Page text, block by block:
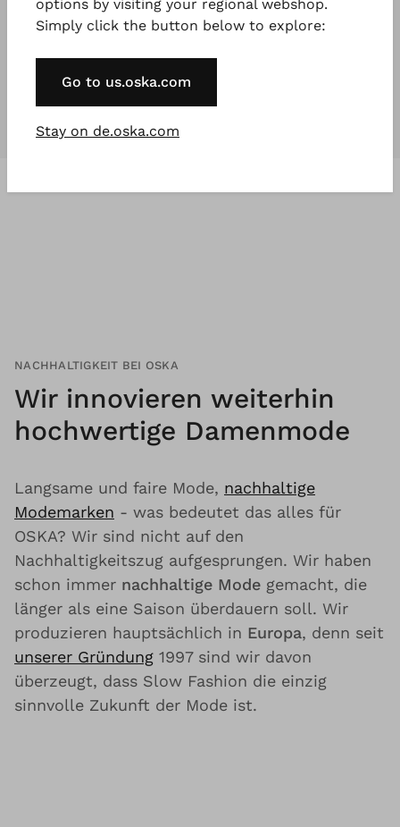
Unsere Kollektionensind fürjeden
der etwas Besonderes will.
NACHHALTIGKEIT BEI OSKA
Wir innovieren weiterhin
hochwertige Damenmode
Langsame und faire Mode, nachhaltige
Modemarken - was bedeutet das alles für
OSKA? Wir sind nicht auf den
Nachhaltigkeitszug aufgesprungen. Wir haben
schon immer nachhaltige Mode gemacht, die
länger als eine Saison überdauern soll. Wir
produzieren hauptsächlich in Europa, denn seit
unserer Gründung 1997 sind wir davon
überzeugt, dass Slow Fashion die einzig
sinnvolle Zukunft der Mode ist.
options by visiting your regional webshop.
Simply click the button below to explore:
Go to us.oska.com
Stay on de.oska.com